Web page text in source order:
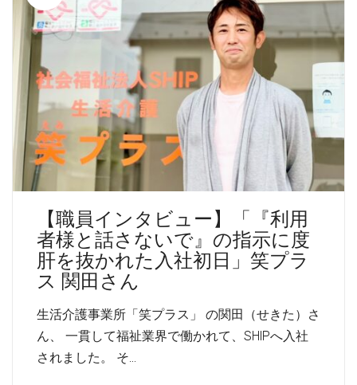
【職員インタビュー】「『利用
者様と話さないで』の指示に度
肝を抜かれた入社初日」笑プラ
ス 関田さん
生活介護事業所「笑プラス」 の関田（せきた）さ
ん、 一貫して福祉業界で働かれて、SHIPへ入社
されました。 そ…